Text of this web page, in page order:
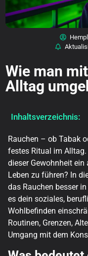
Wie man
Alltag
Inhaltsverzeichnis:
Rauchen – ob Tabak
festes Ritual im
dieser Gewohnheit
Leben zu führen? In
das Rauchen besser
es dein soziales,
Wohlbefinden
Routinen, Grenzen,
Umgang mit dem